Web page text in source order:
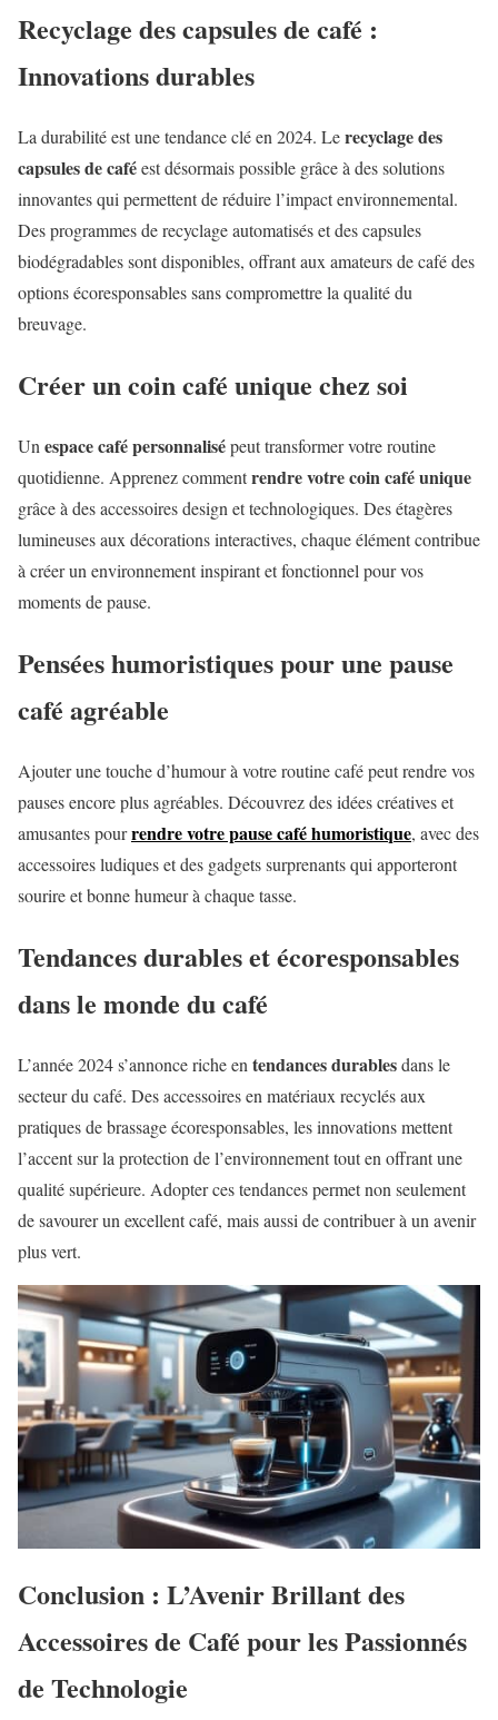
Recyclage des capsules de café :
Innovations durables
La durabilité est une tendance clé en 2024. Lerecyclage des
capsules de caféest désormais possible grâce à des solutions
innovantes qui permettent de réduire l’impact environnemental.
Des programmes de recyclage automatisés et des capsules
biodégradables sont disponibles, offrant aux amateurs de café des
options écoresponsables sans compromettre la qualité du
breuvage.
Créer un coin café unique chez soi
Un espace café personnalisépeut transformer votre routine
quotidienne. Apprenez commentrendre votre coin café unique
grâce à des accessoires design et technologiques. Des étagères
lumineuses aux décorations interactives, chaque élément contribue
à créer un environnement inspirant et fonctionnel pour vos
moments de pause.
Pensées humoristiques pour une pause
café agréable
Ajouter une touche d’humour à votre routine café peut rendre vos
pauses encore plus agréables. Découvrez des idées créatives et
amusantes pourrendre votre pause café humoristique, avec des
accessoires ludiques et des gadgets surprenants qui apporteront
sourire et bonne humeur à chaque tasse.
Tendances durables et écoresponsables
dans le monde du café
L’année 2024 s’annonce riche en tendances durablesdans le
secteur du café. Des accessoires en matériaux recyclés aux
pratiques de brassage écoresponsables, les innovations mettent
l’accent sur la protection de l’environnement tout en offrant une
qualité supérieure. Adopter ces tendances permet non seulement
de savourer un excellent café, mais aussi de contribuer à un avenir
plus vert.
Conclusion : L’Avenir Brillant des
Accessoires de Café pour les Passionnés
de Technologie